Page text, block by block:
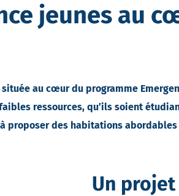
jeunes au
au cœur du programme
ressources, qu’ils soient
proposer des habitations
Un